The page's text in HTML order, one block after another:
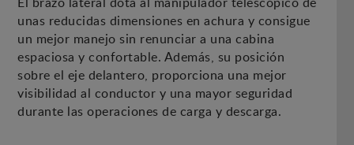
unas reducidas dimensiones en achura y consigue
un mejor manejo sin renunciar a una cabina
espaciosa y confortable. Además, su posición
sobre el eje delantero, proporciona una mejor
visibilidad al conductor y una mayor seguridad
durante las operaciones de carga y descarga.